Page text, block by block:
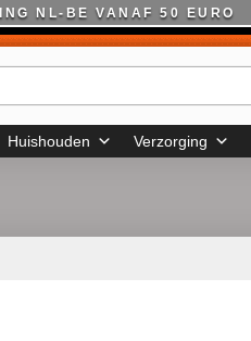
NL-BE VANAF 50 EURO
Huishouden Verzorging